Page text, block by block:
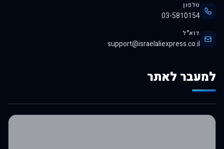
טלפון
03-5810154
דוא"ל
support@israelaliexpress.co.il
למעבר לאתר
לרכישה באלי אקספרס